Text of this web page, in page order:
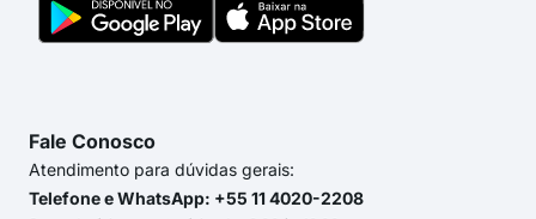
Fale Conosco
Atendimento para dúvidas gerais:
Telefone e WhatsApp: +55 11 4020-2208